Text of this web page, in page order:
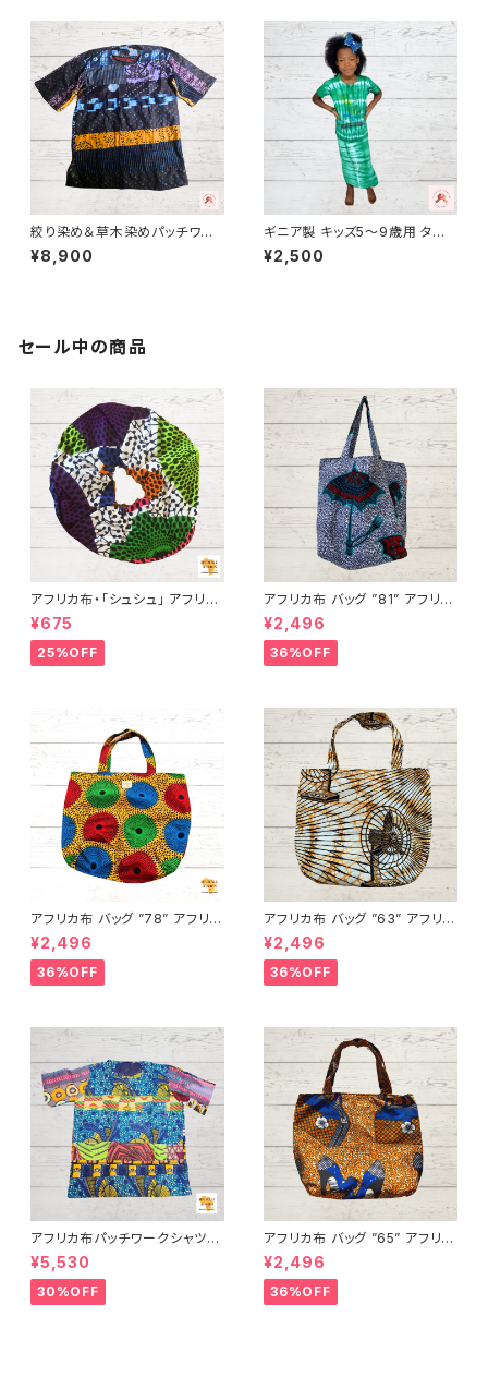
絞り染め＆草木染めパッチワー
クシャツ - 4 男女兼用 パー
ニュ アフリカ布 バゼン インディ
¥8,900
ギニア製 キッズ5〜9歳用 タイ
ダイタンクトップ＆巻きスカート
セット１パーニュ カンガ キテン
¥2,500
セール中の商品
アフリカ布・「シュシュ」 アフリカ
ンプリント パーニュ カンガ キテ
ンゲ トートバッグ エコバッグ ギ
ニア フェアトレード INUWALIA
FRICA
¥675
25%OFF
アフリカ布 バッグ ”81” アフリカ
ンプリント パーニュ カンガ キテ
ンゲ トートバッグ エコバッグ ギ
ニア フェアトレード INUWALIA
FRICA
¥2,496
36%OFF
アフリカ布 バッグ ”78” アフリカ
ンプリント パーニュ カンガ キテ
ンゲ トートバッグ エコバッグ ギ
ニア フェアトレード INUWALIA
FRICA
¥2,496
36%OFF
アフリカ布 バッグ ”63” アフリカ
ンプリント パーニュ カンガ キテ
ンゲ トートバッグ エコバッグ ギ
ニア フェアトレード INUWALIA
FRICA
¥2,496
36%OFF
アフリカ布パッチワークシャツ
男女兼用 パーニュ キテンゲ ギ
ニア フェアトレード INUWALIA
FRICA patch-s-1
¥5,530
30%OFF
アフリカ布 バッグ ”65” アフリカ
ンプリント パーニュ カンガ キテ
ンゲ トートバッグ エコバッグ ギ
ニア フェアトレード INUWALIA
FRICA
¥2,496
36%OFF